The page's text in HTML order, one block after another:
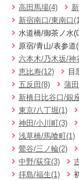
高田馬場(4)
新宿南口/東南口
水道橋/御茶ノ水
原宿/青山/表参道
六本木/乃木坂/神
恵比寿(12)
目
五反田(8)
蒲
新橋日比谷口/銀
東京/八丁堀(1)
神田/小川町(3)
浅草橋/馬喰町(1)
鶯谷/三ノ輪(2)
中野/荻窪(3)
拝島/福生(1)